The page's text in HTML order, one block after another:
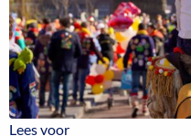
Lees voorLees voor